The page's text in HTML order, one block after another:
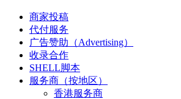
商家投稿
代付服务
广告赞助（Advertising）
收录合作
SHELL脚本
服务商（按地区）
香港服务商